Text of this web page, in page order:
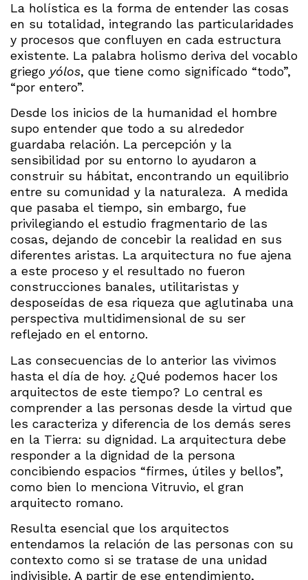
La holística es la forma de entender las cosas
en su totalidad, integrando las particularidades
y procesos que confluyen en cada estructura
existente. La palabra holismo deriva del vocablo
griego yólos, que tiene como significado “todo”,
“por entero”.
Desde los inicios de la humanidad el hombre
supo entender que todo a su alrededor
guardaba relación. La percepción y la
sensibilidad por su entorno lo ayudaron a
construir su hábitat, encontrando un equilibrio
entre su comunidad y la naturaleza. A medida
que pasaba el tiempo, sin embargo, fue
privilegiando el estudio fragmentario de las
cosas, dejando de concebir la realidad en sus
diferentes aristas. La arquitectura no fue ajena
a este proceso y el resultado no fueron
construcciones banales, utilitaristas y
desposeídas de esa riqueza que aglutinaba una
perspectiva multidimensional de su ser
reflejado en el entorno.
Las consecuencias de lo anterior las vivimos
hasta el día de hoy. ¿Qué podemos hacer los
arquitectos de este tiempo? Lo central es
comprender a las personas desde la virtud que
les caracteriza y diferencia de los demás seres
en la Tierra: su dignidad. La arquitectura debe
responder a la dignidad de la persona
concibiendo espacios “firmes, útiles y bellos”,
como bien lo menciona Vitruvio, el gran
arquitecto romano.
Resulta esencial que los arquitectos
entendamos la relación de las personas con su
contexto como si se tratase de una unidad
indivisible. A partir de ese entendimiento,